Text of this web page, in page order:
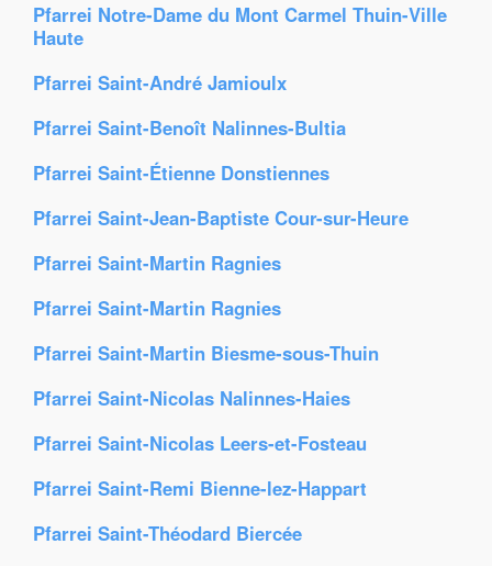
Pfarrei Notre-Dame du Mont Carmel Thuin-Ville
Haute
Pfarrei Saint-André Jamioulx
Pfarrei Saint-Benoît Nalinnes-Bultia
Pfarrei Saint-Étienne Donstiennes
Pfarrei Saint-Jean-Baptiste Cour-sur-Heure
Pfarrei Saint-Martin Ragnies
Pfarrei Saint-Martin Ragnies
Pfarrei Saint-Martin Biesme-sous-Thuin
Pfarrei Saint-Nicolas Nalinnes-Haies
Pfarrei Saint-Nicolas Leers-et-Fosteau
Pfarrei Saint-Remi Bienne-lez-Happart
Pfarrei Saint-Théodard Biercée